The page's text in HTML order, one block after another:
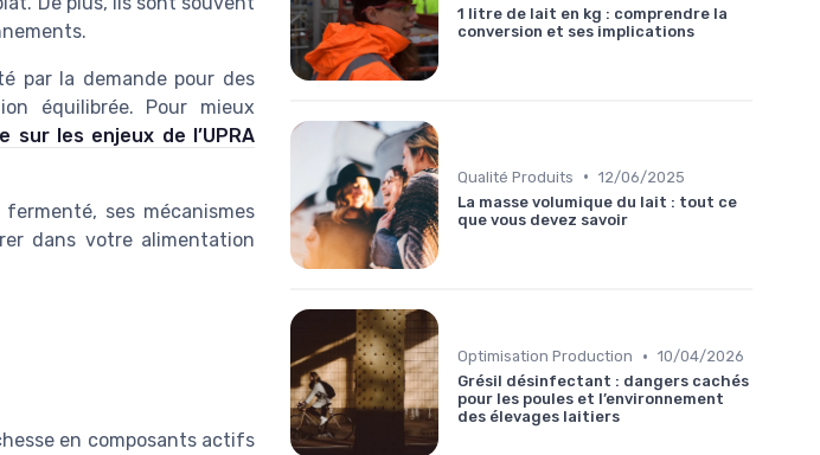
par la demande pour des
équilibrée. Pour mieux
sur les enjeux de l’UPRA
ses mécanismes
dans votre alimentation
en composants actifs
1 litre de lait en kg : comprendre la
conversion et ses implications
Qualité Produits • 12/06/2025
La masse volumique du lait : tout ce
que vous devez savoir
Optimisation Production • 10/04/2026
Grésil désinfectant : dangers cachés
pour les poules et l’environnement
des élevages laitiers